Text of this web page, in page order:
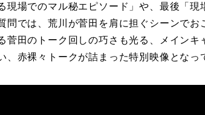
現場でのマル秘エピソード」や、最後「現
問では、荒川が菅田を肩に担ぐシーンでお
菅田のトーク回しの巧さも光る、メインキ
、赤裸々トークが詰まった特別映像となっ